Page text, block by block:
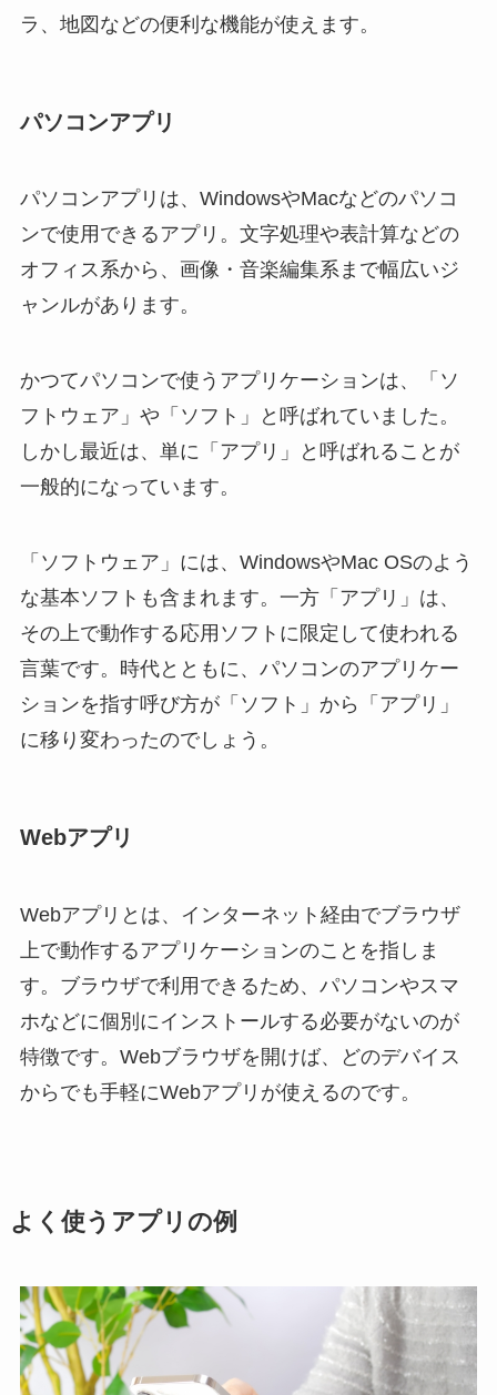
ラ、地図などの便利な機能が使えます。
パソコンアプリ
パソコンアプリは、WindowsやMacなどのパソコ
ンで使用できるアプリ。文字処理や表計算などの
オフィス系から、画像・音楽編集系まで幅広いジ
ャンルがあります。
かつてパソコンで使うアプリケーションは、「ソ
フトウェア」や「ソフト」と呼ばれていました。
しかし最近は、単に「アプリ」と呼ばれることが
一般的になっています。
「ソフトウェア」には、WindowsやMac OSのよう
な基本ソフトも含まれます。一方「アプリ」は、
その上で動作する応用ソフトに限定して使われる
言葉です。時代とともに、パソコンのアプリケー
ションを指す呼び方が「ソフト」から「アプリ」
に移り変わったのでしょう。
Webアプリ
Webアプリとは、インターネット経由でブラウザ
上で動作するアプリケーションのことを指しま
す。ブラウザで利用できるため、パソコンやスマ
ホなどに個別にインストールする必要がないのが
特徴です。Webブラウザを開けば、どのデバイス
からでも手軽にWebアプリが使えるのです。
よく使うアプリの例